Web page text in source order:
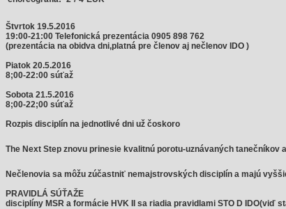
Štvrtok 19.5.2016
19:00-21:00 Telefonická prezentácia 0905 898 762
(prezentácia na obidva dni,platná pre členov aj nečlenov IDO )
Piatok 20.5.2016
8;00-22:00 súťaž
Sobota 21.5.2016
8;00-22;00 súťaž
Rozpis disciplín na jednotlivé dni už čoskoro
The Next Step znovu prinesie kvalitnú porotu-uznávaných tanečníkov
Nečlenovia sa môžu zúčastniť nemajstrovských disciplín a majú
PRAVIDLÁ SÚŤAŽE
disciplíny MSR a formácie HVK II sa riadia pravidlami STO D IDO(viď